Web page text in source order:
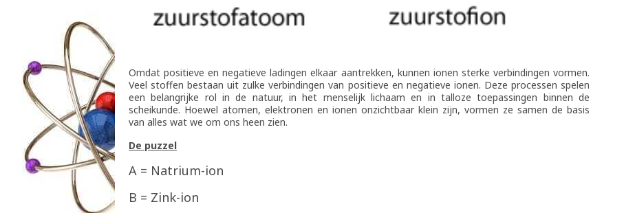
Omdat positieve en negatieve ladingen elkaar aantrekken, kunnen ionen sterke verbindingen vormen.
Veel stoffen bestaan uit zulke verbindingen van positieve en negatieve ionen. Deze processen spelen
een belangrijke rol in de natuur, in het menselijk lichaam en in talloze toepassingen binnen de
scheikunde. Hoewel atomen, elektronen en ionen onzichtbaar klein zijn, vormen ze samen de basis
van alles wat we om ons heen zien.
De puzzel
A = Natrium-ion
B = Zink-ion